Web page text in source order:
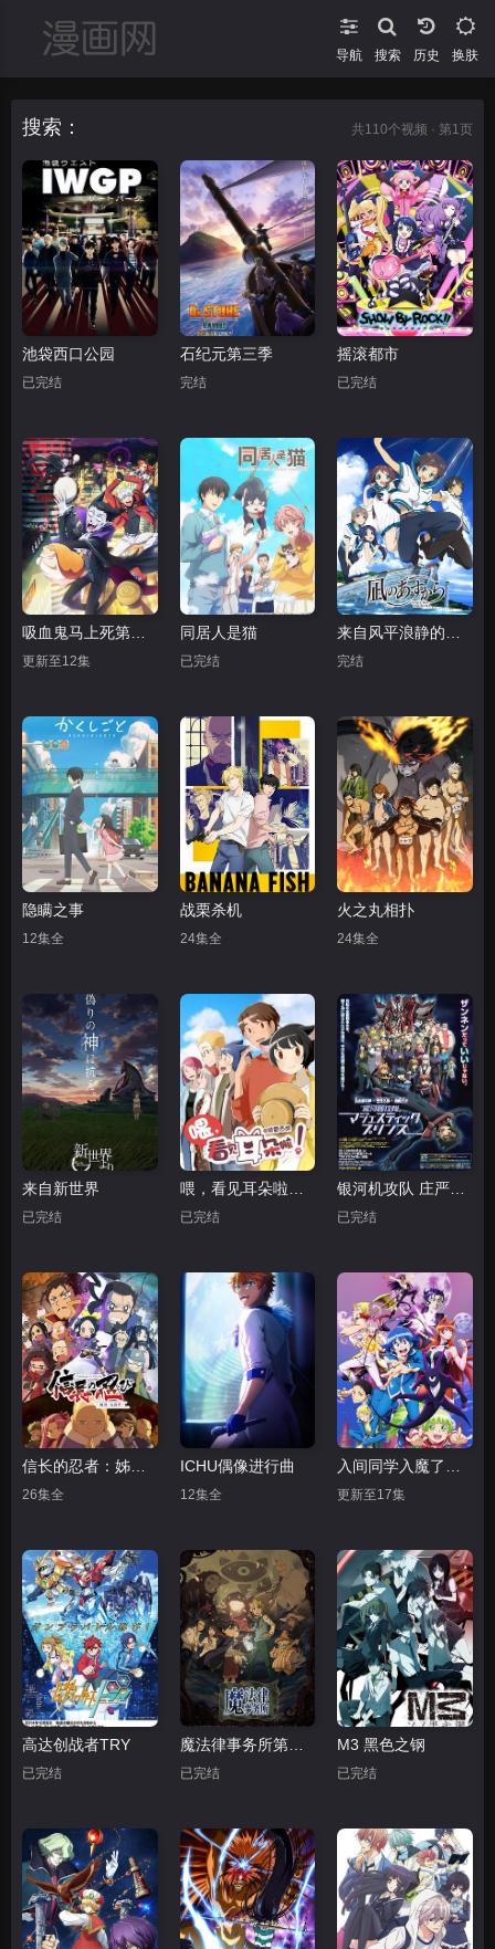
导航 搜索 换肤
搜索： 共110个视频 · 第1页
池袋西口公园
已完结
石纪元第三季
完结
摇滚都市
已完结
更新至12集
同居人是猫
已完结 完结
隐瞒之事
12集全
战栗杀机
24集全
火之丸相扑
24集全
来自新世界
已完结 已完结 已完结
信长的忍者：姊川·石山篇
26集全
ICHU偶像进行曲
12集全
入间同学入魔了第二季
更新至17集
高达创战者TRY
已完结
魔法律事务所第一季
已完结
M3 黑色之钢
已完结